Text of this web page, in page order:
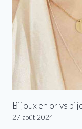
Bijoux en or vs
27 août 2024